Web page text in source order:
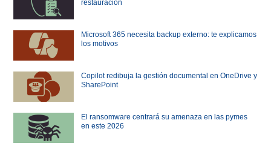
restauración
Microsoft 365 necesita backup externo: te explicamos
los motivos
Copilot redibuja la gestión documental en OneDrive y
SharePoint
El ransomware centrará su amenaza en las pymes
en este 2026